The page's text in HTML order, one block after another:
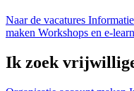
Naar de vacatures
maken Workshops en e-
Ik zoek